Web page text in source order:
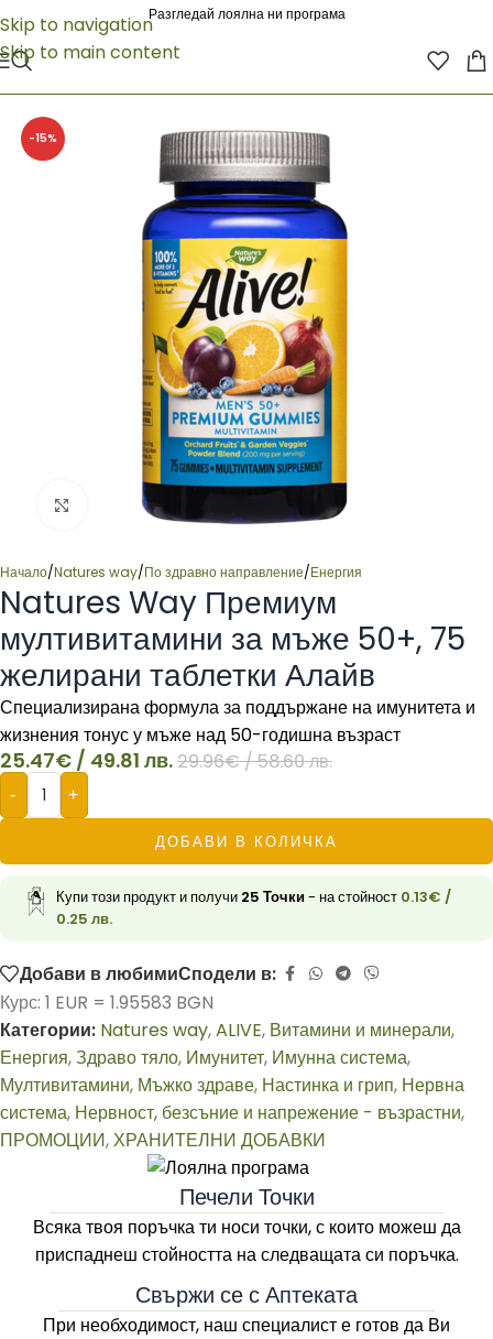
Skip to navigation
Skip to main content
Разгледай лоялна ни програма
-15%
Click to enlarge
Начало/Natures way/По здравно направление/Енергия
Natures Way Премиум
мултивитамини за мъже 50+, 75
желирани таблетки Алайв
Специализирана формула за поддържане на имунитета и
жизнения тонус у мъже над 50-годишна възраст
25.47€ / 49.81 лв.29.96€/ 58.60 лв.
- +
ДОБАВИ В КОЛИЧКА
Купи този продукт и получи 25 Точки- на стойност 0.13€ /
0.25 лв.
Добави в любимиСподели в:
Курс: 1 EUR = 1.95583 BGN
Категории: Natures way,ALIVE, Витамини и минерали,
Енергия,Здраво тяло, Имунитет, Имунна система,
Мултивитамини, Мъжко здраве, Настинка и грип, Нервна
система, Нервност, безсъние и напрежение - възрастни,
ПРОМОЦИИ,ХРАНИТЕЛНИ ДОБАВКИ
Печели Точки
Всяка твоя поръчка ти носи точки, с които можеш да
приспаднеш стойността на следващата си поръчка.
Свържи се с Аптеката
При необходимост, наш специалист е готов да Ви